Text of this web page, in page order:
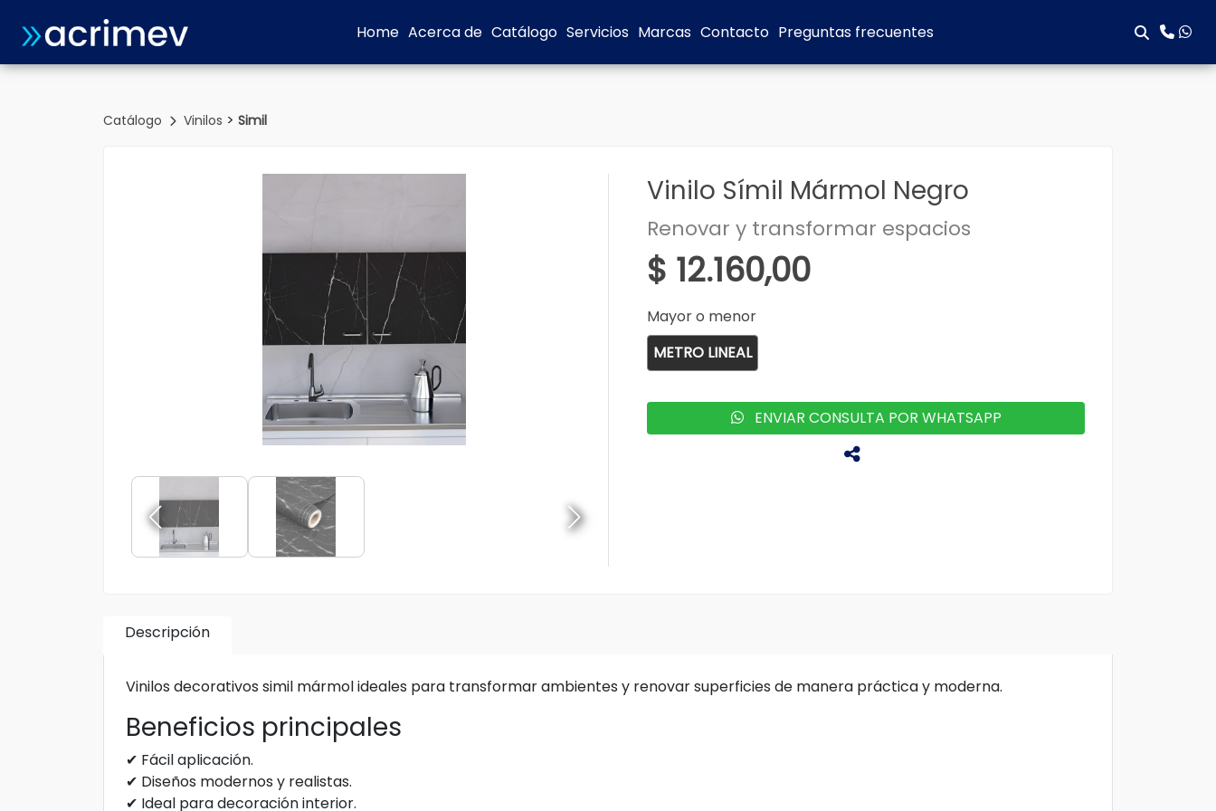
Home Acerca de Catálogo Servicios Marcas Contacto Preguntas frecuentes
Catálogo Vinilos > Simil
Vinilo Símil Mármol Negro
Renovar y transformar espacios
$ 12.160,00
Mayor o menor
METRO LINEAL
ENVIAR CONSULTA POR WHATSAPP
Descripción
Vinilos decorativos simil mármol ideales para transformar ambientes y renovar superficies de manera práctica y moderna.
Beneficios principales
✔ Fácil aplicación.
✔ Diseños modernos y realistas.
✔ Ideal para decoración interior.